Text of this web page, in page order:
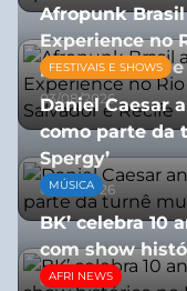
Afropunk
Experience no
para Salvador
03/08/2026
FESTIVAIS E SHOWS
Daniel Caesar
como parte da
Spergy’
05/08/2026
MÚSICA
BK’ celebra 10
com show
06/08/2026
AFRI NEWS